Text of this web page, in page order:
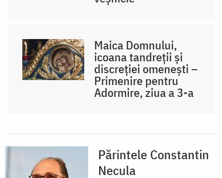
Maica Domnului,
icoana tandreții și
discreției omenești –
Primenire pentru
Adormire, ziua a 3-a
Părintele Constantin
Necula